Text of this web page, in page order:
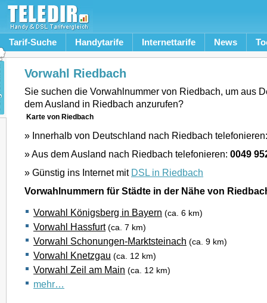
Tarif-Suche Handytarife Internettarife News
Vorwahl Riedbach
Sie suchen die Vorwahlnummer von Riedbach, um aus
dem Ausland in Riedbach anzurufen?
Karte von Riedbach
» Innerhalb von Deutschland nach Riedbach
» Aus dem Ausland nach Riedbach telefonieren: 0049
» Günstig ins Internet mit DSL in Riedbach
Vorwahlnummern für Städte in der Nähe von
Vorwahl Königsberg in Bayern (ca. 6 km)
Vorwahl Hassfurt (ca. 7 km)
Vorwahl Schonungen-Marktsteinach (ca. 9 km)
Vorwahl Knetzgau (ca. 12 km)
Vorwahl Zeil am Main (ca. 12 km)
mehr…